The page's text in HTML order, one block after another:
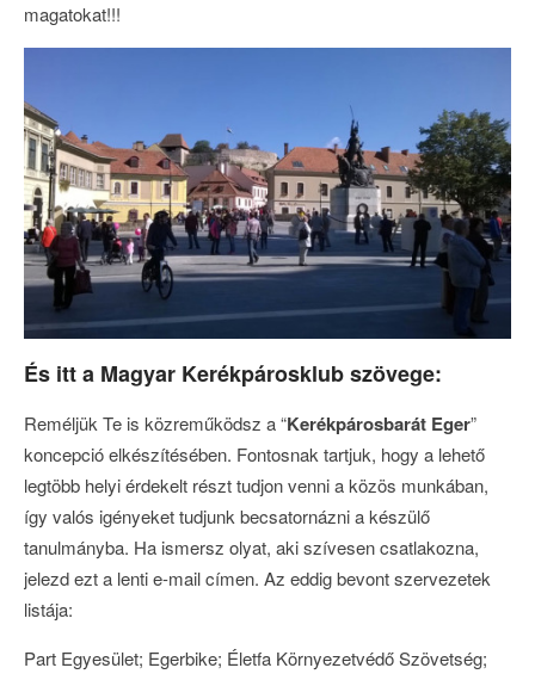
magatokat!!!
És itt a Magyar Kerékpárosklub szövege:
Reméljük Te is közreműködsz a “Kerékpárosbarát Eger”
koncepció elkészítésében. Fontosnak tartjuk, hogy a lehető
legtöbb helyi érdekelt részt tudjon venni a közös munkában,
így valós igényeket tudjunk becsatornázni a készülő
tanulmányba. Ha ismersz olyat, aki szívesen csatlakozna,
jelezd ezt a lenti e-mail címen. Az eddig bevont szervezetek
listája:
Part Egyesület; Egerbike; Életfa Környezetvédő Szövetség;